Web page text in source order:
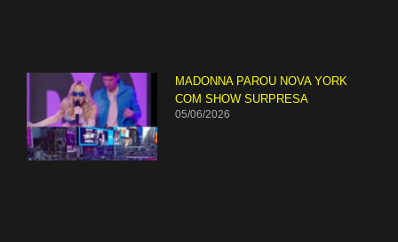
MADONNA PAROU NOVA YORK
COM SHOW SURPRESA
05/06/2026